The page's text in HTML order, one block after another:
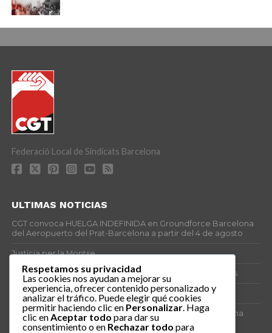
Federació Local de Sindicats Barcelona
ULTIMAS NOTICIAS
CGT convoca HUELGA INDEFINIDA en Groundforce Barcelona
del Aeropuerto del Prat-Barcelona a partir del 4 de agosto
Justícia per la Montse
25J – Día Mundial para la Prevención de los Ahogamientos
ERE encubierto en H&M Concentrix
Actes centrals 90 aniversari revolució social 1936. Programa
central i per dies. Materials de venda.
Respetamos su privacidad
Las cookies nos ayudan a mejorar su
experiencia, ofrecer contenido personalizado y
analizar el tráfico. Puede elegir qué cookies
permitir haciendo clic en Personalizar . Haga
clic en Aceptar todo para dar su
consentimiento o en Rechazar todo para